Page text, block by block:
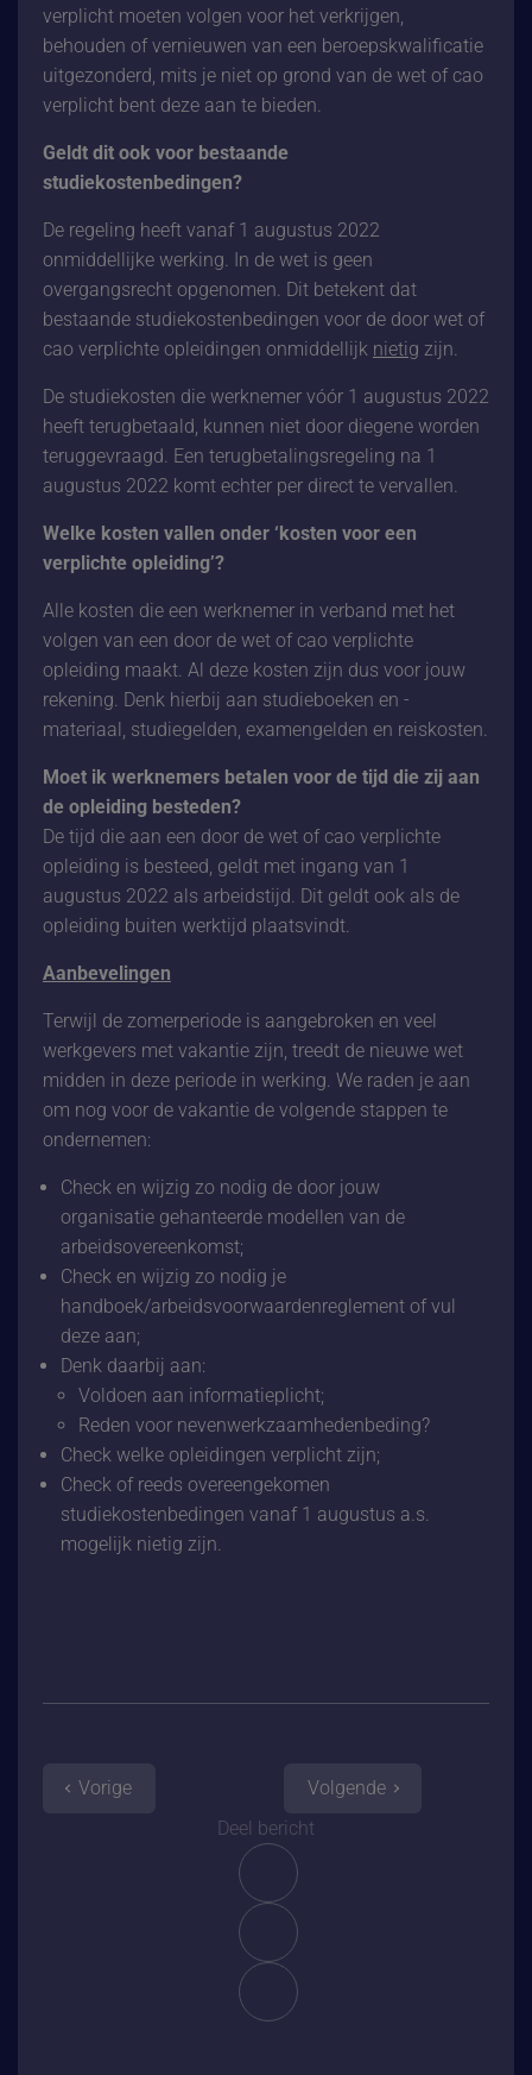
verplicht moeten volgen voor het verkrijgen,
behouden of vernieuwen van een beroepskwalificatie
uitgezonderd, mits je niet op grond van de wet of cao
verplicht bent deze aan te bieden.
Geldt dit ook voor bestaande
studiekostenbedingen?
De regeling heeft vanaf 1 augustus 2022
onmiddellijke werking. In de wet is geen
overgangsrecht opgenomen. Dit betekent dat
bestaande studiekostenbedingen voor de door wet of
cao verplichte opleidingen onmiddellijk nietig zijn.
De studiekosten die werknemer vóór 1 augustus 2022
heeft terugbetaald, kunnen niet door diegene worden
teruggevraagd. Een terugbetalingsregeling na 1
augustus 2022 komt echter per direct te vervallen.
Welke kosten vallen onder ‘kosten voor een
verplichte opleiding’?
Alle kosten die een werknemer in verband met het
volgen van een door de wet of cao verplichte
opleiding maakt. Al deze kosten zijn dus voor jouw
rekening. Denk hierbij aan studieboeken en -
materiaal, studiegelden, examengelden en reiskosten.
Moet ik werknemers betalen voor de tijd die zij aan
de opleiding besteden?
De tijd die aan een door de wet of cao verplichte
opleiding is besteed, geldt met ingang van 1
augustus 2022 als arbeidstijd. Dit geldt ook als de
opleiding buiten werktijd plaatsvindt.
Aanbevelingen
Terwijl de zomerperiode is aangebroken en veel
werkgevers met vakantie zijn, treedt de nieuwe wet
midden in deze periode in werking. We raden je aan
om nog voor de vakantie de volgende stappen te
ondernemen:
Check en wijzig zo nodig de door jouw
organisatie gehanteerde modellen van de
arbeidsovereenkomst;
Check en wijzig zo nodig je
handboek/arbeidsvoorwaardenreglement of vul
deze aan;
Denk daarbij aan:
Voldoen aan informatieplicht;
Reden voor nevenwerkzaamhedenbeding?
Check welke opleidingen verplicht zijn;
Check of reeds overeengekomen
studiekostenbedingen vanaf 1 augustus a.s.
mogelijk nietig zijn.
Vorige
Deel bericht
Volgende